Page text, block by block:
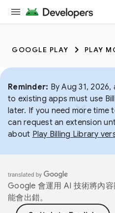
GOOGLE PLAY PLAY
Reminder: By Aug 31,
to existing apps must use
later. If you need more time
can request an extension
about Play Billing Library
Google 會運用 AI 技術將內
能會出錯。